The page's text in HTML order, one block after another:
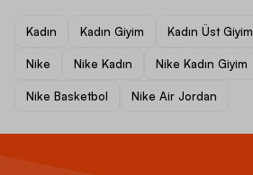
Kadın Kadın Giyim Kadın Üst Giyim
Nike Nike Kadın Nike Kadın Giyim
Nike Basketbol Nike Air Jordan